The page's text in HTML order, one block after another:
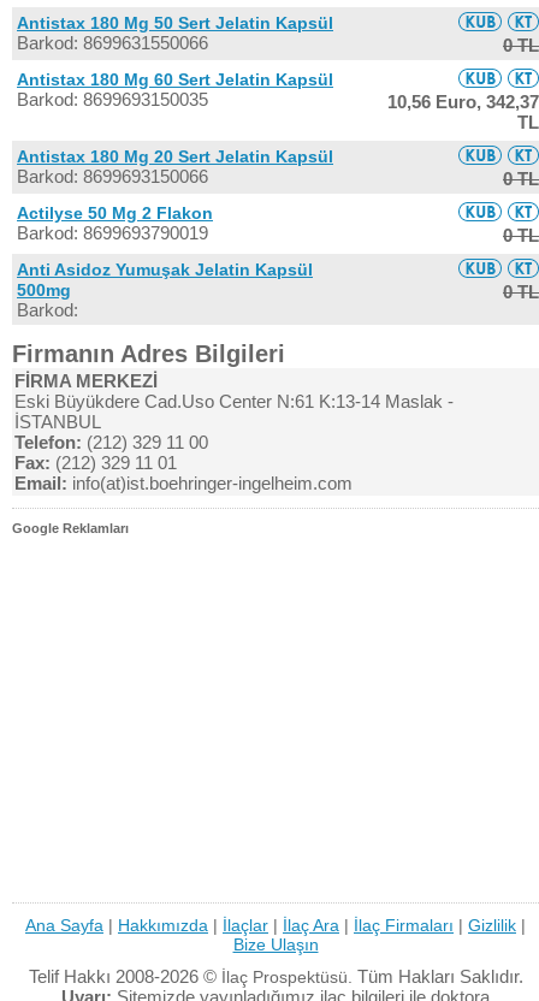
Antistax 180 Mg 50 Sert Jelatin Kapsül
Barkod: 8699631550066 0 TL
Antistax 180 Mg 60 Sert Jelatin Kapsül
Barkod: 8699693150035 10,56 Euro, 342,37
TL
Antistax 180 Mg 20 Sert Jelatin Kapsül
Barkod: 8699693150066 0 TL
Actilyse 50 Mg 2 Flakon
Barkod: 8699693790019 0 TL
Anti Asidoz Yumuşak Jelatin Kapsül
500mg
Barkod:
0 TL
Firmanın Adres Bilgileri
FİRMA MERKEZİ
Eski Büyükdere Cad.Uso Center N:61 K:13-14 Maslak -
İSTANBUL
Telefon: (212) 329 11 00
Fax: (212) 329 11 01
Email: info(at)ist.boehringer-ingelheim.com
Google Reklamları
Ana Sayfa | Hakkımızda | İlaçlar | İlaç Ara | İlaç Firmaları | Gizlilik |
Bize Ulaşın
Telif Hakkı 2008-2026 © İlaç Prospektüsü. Tüm Hakları Saklıdır.
Uyarı: Sitemizde yayınladığımız ilaç bilgileri ile doktora